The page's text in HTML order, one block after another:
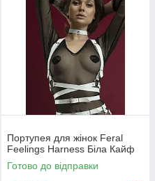
Портупея для жінок Feral
Feelings Harness Біла Кайф
Готово до відправки